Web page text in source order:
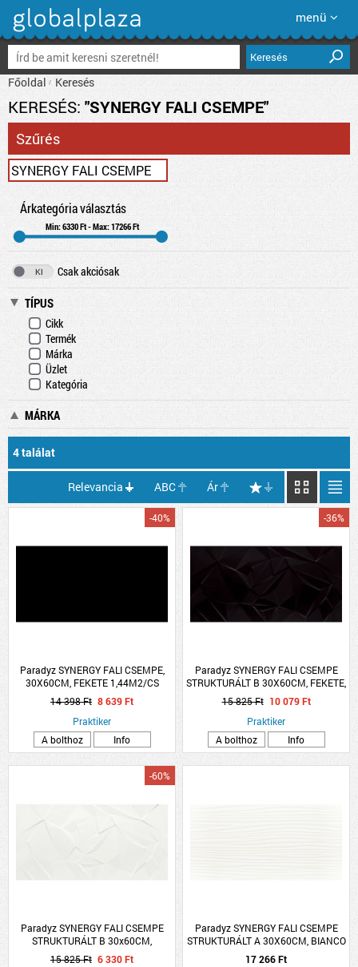
menü
Keresés
Főoldal Keresés
KERESÉS: "SYNERGY FALI CSEMPE"
Szűrés
Árkategória választás
Min: 6330 Ft - Max: 17266 Ft
Csak akciósak
TÍPUS
Cikk
Termék
Márka
Üzlet
Kategória
MÁRKA
4 találat
Relevancia ABC Ár
Paradyz SYNERGY FALI CSEMPE,
30X60CM, FEKETE 1,44M2/CS
-40%
14 398 Ft 8 639 Ft
Praktiker
A bolthoz
Info
Paradyz SYNERGY FALI CSEMPE
STRUKTURÁLT B 30X60CM, FEKETE,
1,44M2/CS
-36%
15 825 Ft 10 079 Ft
Praktiker
A bolthoz
Info
Paradyz SYNERGY FALI CSEMPE
STRUKTURÁLT B 30x60CM,
1,44M2/CS
-60%
15 825 Ft 6 330 Ft
Paradyz SYNERGY FALI CSEMPE
STRUKTURÁLT A 30X60CM, BIANCO
1,44M2/CS
17 266 Ft